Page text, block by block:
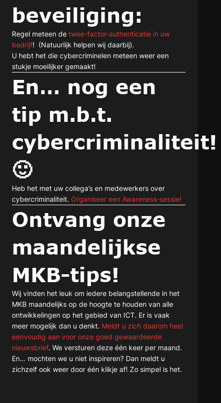
beveiliging:
Regel meteen de twee-factor-authenticatie in uw
bedrijf! (Natuurlijk helpen wij daarbij).
U hebt het die cybercriminelen meteen weer een
stukje moeilijker gemaakt!
En… nog een
tip m.b.t.
🙂
Heb het met uw collega’s en medewerkers over
cybercriminaliteit. Organiseer een Awareness-sessie!
Ontvang onze
maandelijkse
MKB-tips!
Wij vinden het leuk om iedere belangstellende in het
MKB maandelijks op de hoogte te houden van alle
ontwikkelingen op het gebied van ICT. Er is vaak
meer mogelijk dan u denkt. Meldt u zich daarom heel
eenvoudig aan voor onze goed gewaardeerde
nieuwsbrief. We versturen deze één keer per maand.
En… mochten we u niet inspireren? Dan meldt u
zichzelf ook weer door één klikje af! Zo simpel is het.